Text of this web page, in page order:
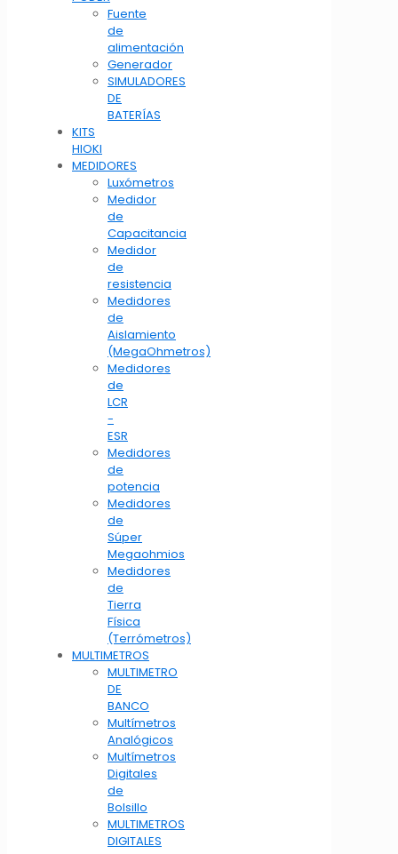
Fuente
de
alimentación
Generador
SIMULADORES
DE
BATERÍAS
KITS
HIOKI
MEDIDORES
Luxómetros
Medidor
de
Capacitancia
Medidor
de
resistencia
Medidores
de
Aislamiento
(MegaOhmetros)
Medidores
de
LCR
-
ESR
Medidores
de
potencia
Medidores
de
Súper
Megaohmios
Medidores
de
Tierra
Física
(Terrómetros)
MULTIMETROS
MULTIMETRO
DE
BANCO
Multímetros
Analógicos
Multímetros
Digitales
de
Bolsillo
MULTIMETROS
DIGITALES